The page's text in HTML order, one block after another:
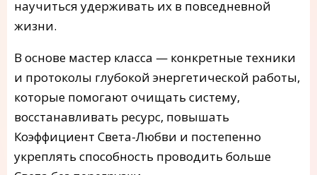
научиться удерживать их в повседневной
жизни.
В основе мастер класса — конкретные техники
и протоколы глубокой энергетической работы,
которые помогают очищать систему,
восстанавливать ресурс, повышать
Коэффициент Света-Любви и постепенно
укреплять способность проводить больше